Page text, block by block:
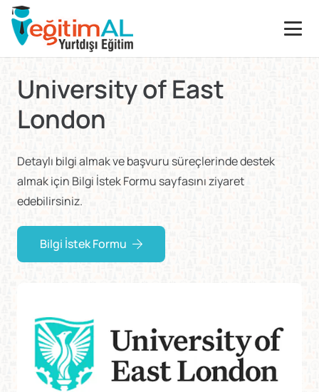
University of East
London
Detaylı bilgi almak ve başvuru süreçlerinde destek
almak için Bilgi İstek Formu sayfasını ziyaret
edebilirsiniz.
Bilgi İstek Formu